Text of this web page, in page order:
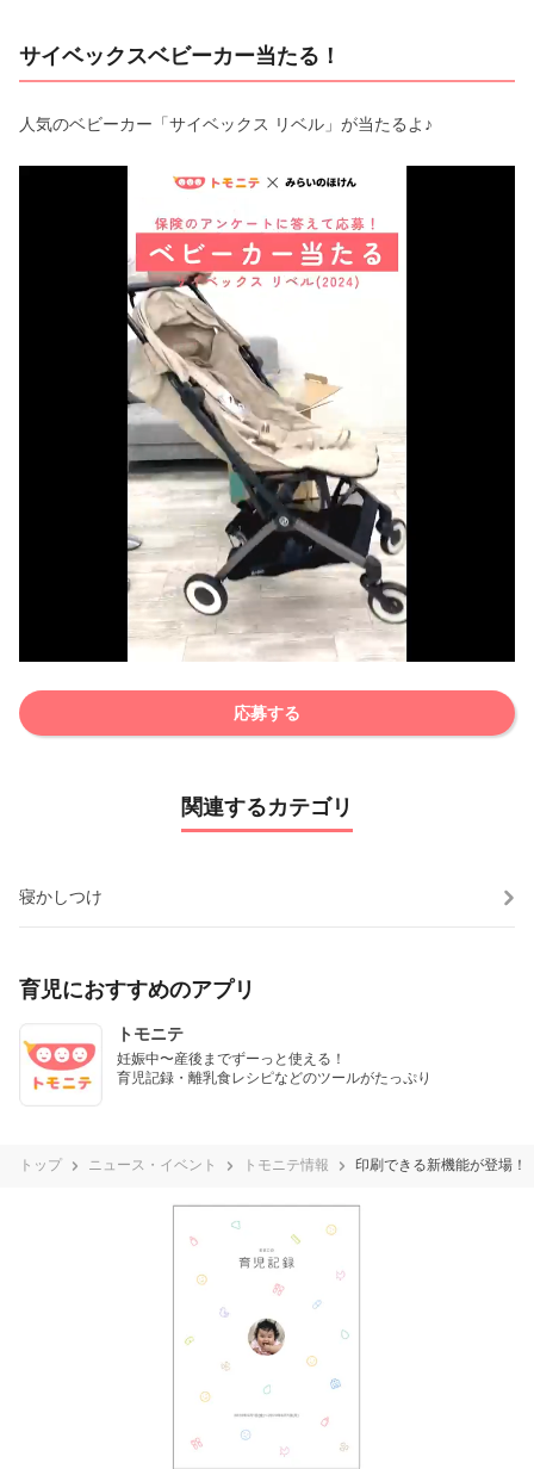
サイベックスベビーカー当たる！
人気のベビーカー「サイベックス リベル」が当たるよ♪
応募する
関連するカテゴリ
寝かしつけ
育児におすすめのアプリ
トモニテ
妊娠中〜産後までずーっと使える！
育児記録・離乳食レシピなどのツールがたっぷり
トップ ニュース・イベント トモニテ情報 印刷できる新機能が登場